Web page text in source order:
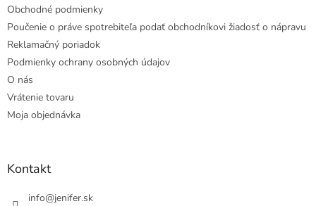
Obchodné podmienky
Poučenie o práve spotrebiteľa podať obchodníkovi žiadosť o nápravu
Reklamačný poriadok
Podmienky ochrany osobných údajov
O nás
Vrátenie tovaru
Moja objednávka
Kontakt
info@jenifer.sk